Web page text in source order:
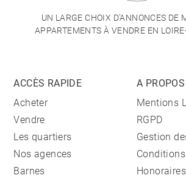
UN LARGE CHOIX D'ANNONCES DE
APPARTEMENTS À VENDRE EN
ACCÈS RAPIDE
Acheter
Vendre
Les quartiers
Nos agences
Barnes
A PROPOS
Mentions
RGPD
Gestion